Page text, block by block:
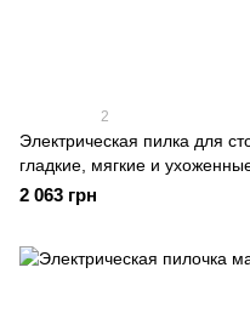
2
Электрическая пилка для
гладкие, мягкие и
2 063 грн